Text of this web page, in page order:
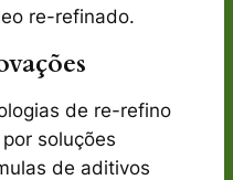
re-refinado.
de re-refino
soluções
de aditivos